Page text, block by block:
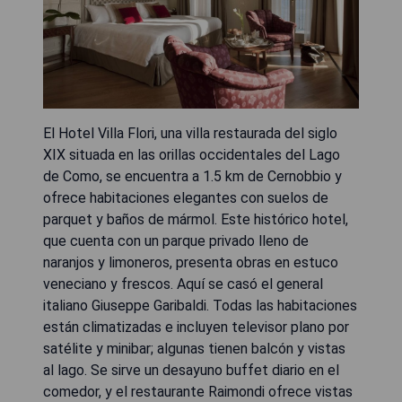
El Hotel Villa Flori, una villa restaurada del siglo
XIX situada en las orillas occidentales del Lago
de Como, se encuentra a 1.5 km de Cernobbio y
ofrece habitaciones elegantes con suelos de
parquet y baños de mármol. Este histórico hotel,
que cuenta con un parque privado lleno de
naranjos y limoneros, presenta obras en estuco
veneciano y frescos. Aquí se casó el general
italiano Giuseppe Garibaldi. Todas las habitaciones
están climatizadas e incluyen televisor plano por
satélite y minibar; algunas tienen balcón y vistas
al lago. Se sirve un desayuno buffet diario en el
comedor, y el restaurante Raimondi ofrece vistas